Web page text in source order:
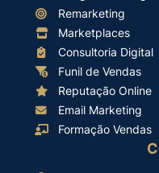
Remarketing
Marketplaces
Consultoria Digital
Funil de Vendas
Reputação Online
Email Marketing
Formação Vendas